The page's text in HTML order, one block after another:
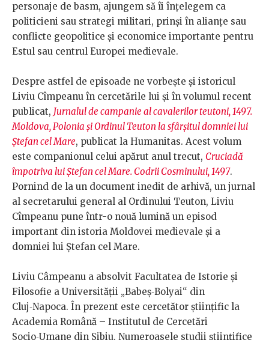
personaje de basm, ajungem să îi înțelegem ca
politicieni sau strategi militari, prinși în alianțe sau
conflicte geopolitice și economice importante pentru
Estul sau centrul Europei medievale.
Despre astfel de episoade ne vorbește și istoricul
Liviu Cîmpeanu în cercetările lui și în volumul recent
publicat, Jurnalul de campanie al cavalerilor teutoni, 1497.
Moldova, Polonia şi Ordinul Teuton la sfârşitul domniei lui
Ştefan cel Mare, publicat la Humanitas. Acest volum
este companionul celui apărut anul trecut, Cruciadă
împotriva lui Ștefan cel Mare. Codrii Cosminului, 1497.
Pornind de la un document inedit de arhivă, un jurnal
al secretarului general al Ordinului Teuton, Liviu
Cîmpeanu pune într-o nouă lumină un episod
important din istoria Moldovei medievale și a
domniei lui Ștefan cel Mare.
Liviu Câmpeanu a absolvit Facultatea de Istorie şi
Filosofie a Universităţii „Babeş‑Bolyai“ din
Cluj‑Napoca. În prezent este cercetător ştiinţific la
Academia Română – Institutul de Cercetări
Socio‑Umane din Sibiu. Numeroasele studii ştiinţifice